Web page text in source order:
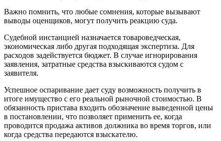
Важно помнить, что любые сомнения, которые вызывают
выводы оценщиков, могут получить реакцию суда.
Судебной инстанцией назначается товароведческая,
экономическая либо другая подходящая экспертиза. Для
расходов задействуется бюджет. В случае игнорирования
заявления, затратные средства взыскиваются судом с
заявителя.
Успешное оспаривание дает суду возможность получить в
итоге имущество с его реальной рыночной стоимостью. В
обязанность пристава входить обозначение выведенной цены
в постановлении, что позволяет применить ее, когда
проводится продажа активов должника во время торгов, или
когда средства передаются взыскателю.